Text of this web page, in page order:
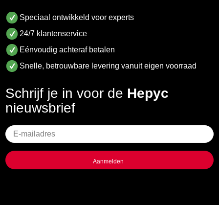
Speciaal ontwikkeld voor experts
24/7 klantenservice
Eénvoudig achteraf betalen
Snelle, betrouwbare levering vanuit eigen voorraad
Schrijf je in voor de Hepyc
nieuwsbrief
Geen
titel